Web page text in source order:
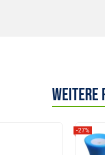
Weitere
-27%